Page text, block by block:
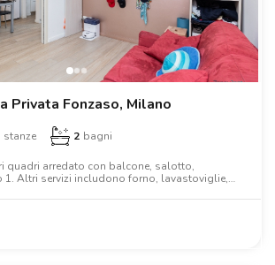
Privata Fonzaso, Milano
stanze 2 bagni
quadri arredato con balcone, salotto,
1. Altri servizi includono forno, lavastoviglie,